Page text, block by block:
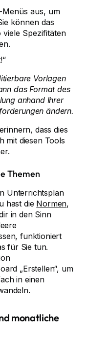
aus, um
können das
Spezifitäten
Vorlagen
das Format des
anhand Ihrer
ändern.
dass dies
mit diesen Tools
Themen
Unterrichtsplan
hast die Normen,
in den Sinn
funktioniert
für Sie tun.
„Erstellen“, um
in einen
monatliche